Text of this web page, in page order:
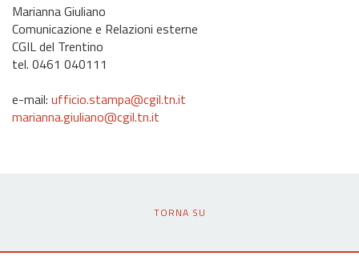
Marianna Giuliano
Comunicazione e Relazioni esterne
CGIL del Trentino
tel. 0461 040111
e-mail: ufficio.stampa@cgil.tn.it
marianna.giuliano@cgil.tn.it
TORNA SU